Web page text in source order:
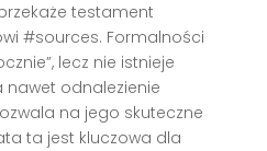
testament
#sources. Formalności
lecz nie istnieje
nawet odnalezienie
na jego skuteczne
ta jest kluczowa dla